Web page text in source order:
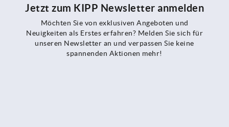
Jetzt zum KIPP Newsletter anmelden
Möchten Sie von exklusiven Angeboten und
Neuigkeiten als Erstes erfahren? Melden Sie sich für
unseren Newsletter an und verpassen Sie keine
spannenden Aktionen mehr!